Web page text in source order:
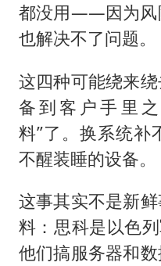
都没用——因为风
也解决不了问题。
这四种可能绕来
备到客户手里
料”了。换系统补
不醒装睡的设备。
这事其实不是新
料：思科是以色
他们搞服务器和